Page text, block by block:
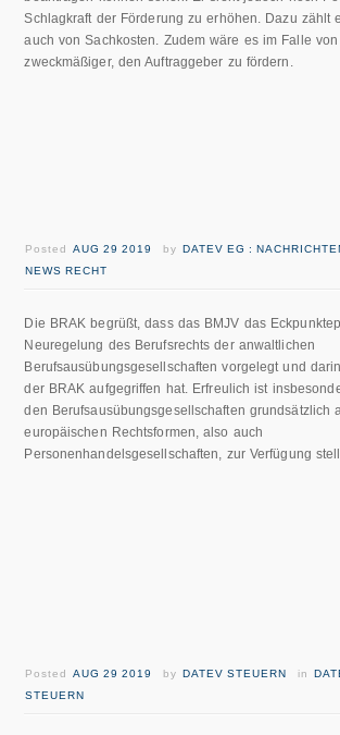
Schlagkraft der Förderung zu erhöhen. Dazu zählt
auch von Sachkosten. Zudem wäre es im Falle von
zweckmäßiger, den Auftraggeber zu fördern.
PostedAUG 29 2019 byDATEV EG :
NEWS RECHT
Die BRAK begrüßt, dass das BMJV das
Neuregelung des Berufsrechts der anwaltlichen
Berufsausübungsgesellschaften vorgelegt und
der BRAK aufgegriffen hat. Erfreulich ist
den Berufsausübungsgesellschaften grundsätzlich
europäischen Rechtsformen, also auch
Personenhandelsgesellschaften, zur Verfügung
PostedAUG 29 2019 byDATEV STEUERN in
STEUERN